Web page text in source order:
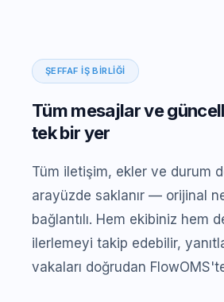
ŞEFFAF İŞ BIRLIĞI
Tüm mesajlar ve
tek bir yer
Tüm iletişim, ekler ve durum
arayüzde saklanır — orijinal
bağlantılı. Hem ekibiniz hem
ilerlemeyi takip edebilir,
vakaları doğrudan